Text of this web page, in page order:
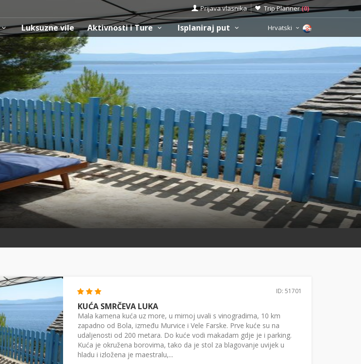
Prijava vlasnika Trip Planner(0)
Luksuzne vile Aktivnosti i Ture Isplaniraj put Hrvatski
ID: 51701
KUĆA SMRČEVA LUKA
Mala kamena kuća uz more, u mirnoj uvali s vinogradima, 10 km
zapadno od Bola, između Murvice i Vele Farske. Prve kuće su na
udaljenosti od 200 metara. Do kuće vodi makadam gdje je i parking.
Kuća je okružena borovima, tako da je stol za blagovanje uvijek u
hladu i izložena je maestralu,...